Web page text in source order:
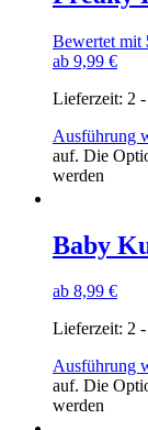
Bewertet mit
ab 9,99 €
Lieferzeit: 2
Ausführung
auf. Die
werden
Baby
ab 8,99 €
Lieferzeit: 2
Ausführung
auf. Die
werden